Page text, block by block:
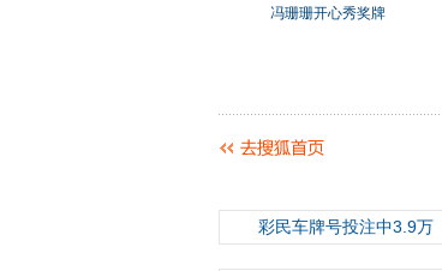
冯珊珊开心秀奖牌
彩民车牌号投注中3.9万